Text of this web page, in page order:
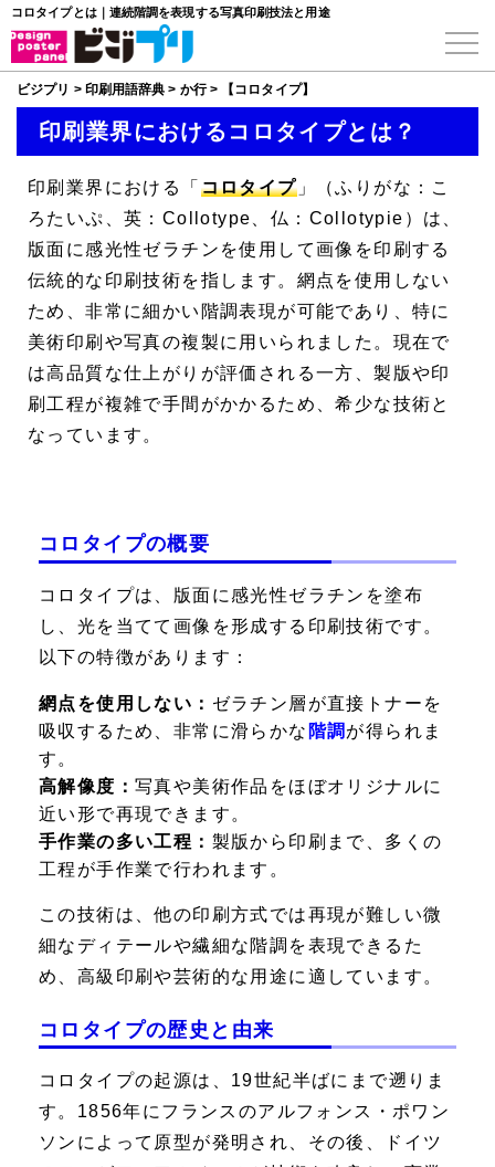
コロタイプとは｜連続階調を表現する写真印刷技法と用途
ビジプリ > 印刷用語辞典 > か行> 【コロタイプ】
印刷業界におけるコロタイプとは？
印刷業界における「 コロタイプ」（ふりがな：こ
ろたいぷ、英：Collotype、仏：Collotypie）は、
版面に感光性ゼラチンを使用して画像を印刷する
伝統的な印刷技術を指します。網点を使用しない
ため、非常に細かい階調表現が可能であり、特に
美術印刷や写真の複製に用いられました。現在で
は高品質な仕上がりが評価される一方、製版や印
刷工程が複雑で手間がかかるため、希少な技術と
なっています。
コロタイプの概要
コロタイプは、版面に感光性ゼラチンを塗布
し、光を当てて画像を形成する印刷技術です。
以下の特徴があります：
網点を使用しない： ゼラチン層が直接トナーを
吸収するため、非常に滑らかな 階調 が得られま
す。
高解像度： 写真や美術作品をほぼオリジナルに
近い形で再現できます。
手作業の多い工程： 製版から印刷まで、多くの
工程が手作業で行われます。
この技術は、他の印刷方式では再現が難しい微
細なディテールや繊細な階調を表現できるた
め、高級印刷や芸術的な用途に適しています。
コロタイプの歴史と由来
コロタイプの起源は、19世紀半ばにまで遡りま
す。1856年にフランスのアルフォンス・ポワン
ソンによって原型が発明され、その後、ドイツ